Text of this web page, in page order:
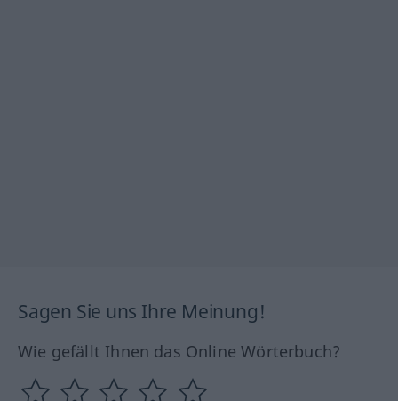
Sagen Sie uns Ihre Meinung!
Wie gefällt Ihnen das Online Wörterbuch?